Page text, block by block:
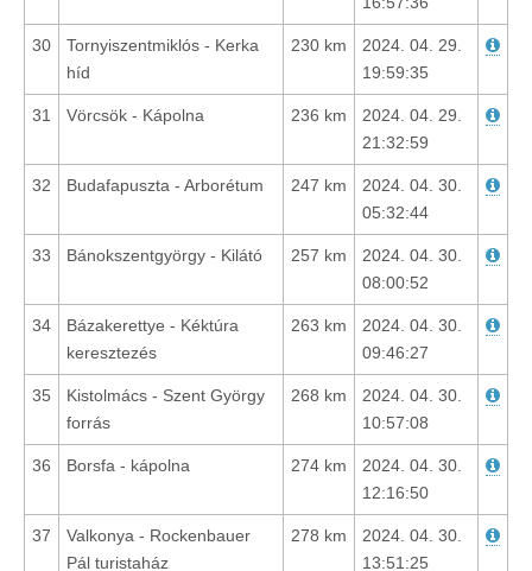
30
Tornyiszentmiklós - Kerka
híd
230 km
2024. 04. 29.
19:59:35
31 Vörcsök - Kápolna 236 km
2024. 04. 29.
21:32:59
32 Budafapuszta - Arborétum 247 km
2024. 04. 30.
05:32:44
33 Bánokszentgyörgy - Kilátó 257 km
2024. 04. 30.
08:00:52
34
Bázakerettye - Kéktúra
keresztezés
263 km
2024. 04. 30.
09:46:27
35
Kistolmács - Szent György
forrás
268 km
2024. 04. 30.
10:57:08
36 Borsfa - kápolna 274 km
2024. 04. 30.
12:16:50
37
Valkonya - Rockenbauer
Pál turistaház
278 km
2024. 04. 30.
13:51:25